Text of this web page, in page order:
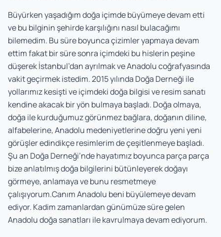
Büyürken yaşadığım doğa içimde büyümeye devam etti
ve bu bilginin şehirde karşılığını nasıl bulacağımı
bilemedim. Bu süre boyunca çizimler yapmaya devam
ettim fakat bir süre sonra içimdeki bu hislerin peşine
düşerek İstanbul’dan ayrılmak ve Anadolu coğrafyasında
vakit geçirmek istedim. 2015 yılında Doğa Derneği ile
yollarımız kesişti ve içimdeki doğa bilgisi ve resim sanatı
kendine akacak bir yön bulmaya başladı. Doğa olmaya,
doğa ile kurduğumuz görünmez bağlara, doğanın diline,
alfabelerine, Anadolu medeniyetlerine doğru yeni yeni
görüşler edindikçe resimlerim de çeşitlenmeye başladı.
Şu an Doğa Derneği’nde hayatımız boyunca parça parça
bize anlatılmış doğa bilgilerini bütünleyerek doğayı
görmeye, anlamaya ve bunu resmetmeye
çalışıyorum.Canım Anadolu beni büyülemeye devam
ediyor. Kadim zamanlardan günümüze süre gelen
Anadolu doğa sanatları ile kavrulmaya devam ediyorum.